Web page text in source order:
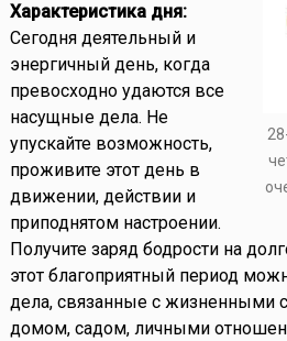
Характеристика дня:
Сегодня деятельный и
энергичный день, когда
превосходно удаются все
насущные дела. Не
упускайте возможность,
проживите этот день в
движении, действии и
приподнятом настроении.
Получите заряд бодрости на
этот благоприятный период
дела, связанные с жизненными
домом, садом, личными